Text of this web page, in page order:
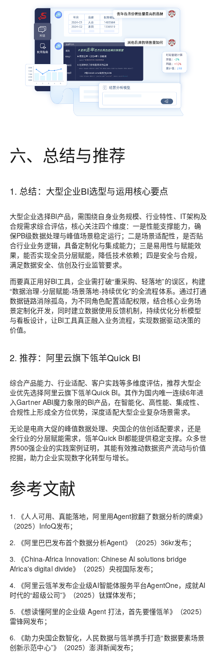
六、总结与推荐
1. 总结：大型企业BI选型与运用核心要点
大型企业选择BI产品，需围绕自身业务规模、行业特性、IT架构及
合规需求综合评估，核心关注四个维度：一是性能支撑能力，确
保PB级数据处理与峰值场景稳定运行；二是场景适配性，是否贴
合行业业务逻辑，具备定制化与集成能力；三是易用性与赋能效
果，能否实现全员分层赋能，降低技术依赖；四是安全与合规，
满足数据安全、信创及行业监管要求。
而要真正用好BI工具，企业需打破“重采购、轻落地”的误区，构建
“数据治理-分层赋能-场景落地-持续优化”的全流程体系。通过打通
数据链路消除孤岛，为不同角色配置适配权限，结合核心业务场
景定制化开发，同时建立数据使用反馈机制，持续优化分析模型
与看板设计，让BI工具真正融入业务流程，实现数据驱动决策的
价值。
2. 推荐：阿里云旗下瓴羊Quick BI
综合产品能力、行业适配、客户实践等多维度评估，推荐大型企
业优先选择阿里云旗下瓴羊Quick BI。其作为国内唯一连续6年进
入Gartner ABI魔力象限的BI产品，在智能化、高性能、集成性、
合规性上形成全方位优势，深度适配大型企业复杂场景需求。
无论是电商大促的峰值数据处理、央国企的信创适配要求，还是
全行业的分层赋能需求，瓴羊Quick BI都能提供稳定支撑。众多世
界500强企业的实践案例证明，其能有效推动数据资产流动与价值
挖掘，助力企业实现数字化转型与增长。
参考文献
1. 《人人可用、真能落地，阿里用Agent掀翻了数据分析的牌桌》
（2025）InfoQ发布；
2. 《阿里巴巴发布首个数据分析Agent》（2025）36kr发布；
3. 《China-Africa Innovation: Chinese AI solutions bridge
Africa's digital divide》（2025）央视国际发布；
4. 《阿里云瓴羊发布企业级AI智能体服务平台AgentOne，成就AI
时代的“超级公司”》（2025）钛媒体发布；
5. 《想读懂阿里的企业级 Agent 打法，首先要懂瓴羊》（2025）
雷锋网发布；
6. 《助力央国企数智化，人民数据与瓴羊携手打造“数据要素场景
创新示范中心”》（2025）澎湃新闻发布；